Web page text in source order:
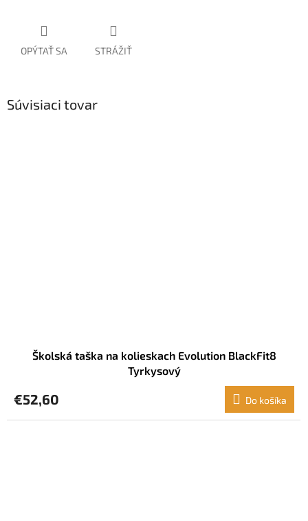
OPÝTAŤ SA STRÁŽIŤ
Súvisiaci tovar
Školská taška na kolieskach Evolution BlackFit8
Tyrkysový
€52,60 Do košíka